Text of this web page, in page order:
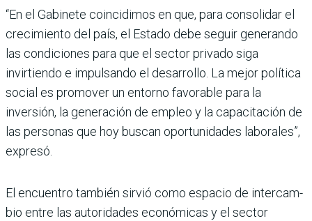
“En el Gabinete coincidimos en que, para consolidar el
cre­cimiento del país, el Estado debe seguir generando
las condiciones para que el sec­tor privado siga
invirtiendo e impulsando el desarrollo. La mejor política
social es promo­ver un entorno favorable para la
inversión, la generación de empleo y la capacitación de
las personas que hoy buscan opor­tunidades laborales”,
expresó.
El encuentro también sirvió como espacio de intercam­
bio entre las autoridades eco­nómicas y el sector